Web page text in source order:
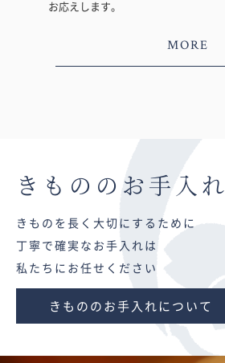
お応えします。
MORE
きものの お手入れ
きものを長く大切にするために
丁寧で確実なお手入れは
私たちにお任せください
きもののお手入れについて